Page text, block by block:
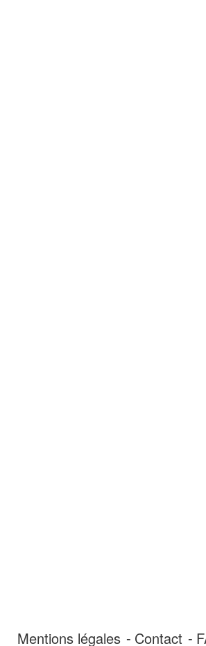
Mentions légales Contact